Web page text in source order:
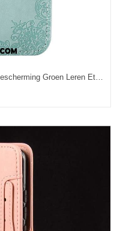
Motorola One Hyper Hoesje Anti-fall Bescherming Groen Leren Etui Mobiele Telefoon Kopen